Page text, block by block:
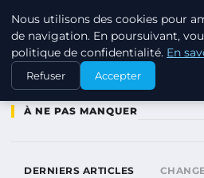
RSE ENJEUX
À NE PAS MANQUER
DERNIERS ARTICLES
Nous utilisons des cookies pour
de navigation. En poursuivant,
politique de confidentialité. En
Refuser Accepter